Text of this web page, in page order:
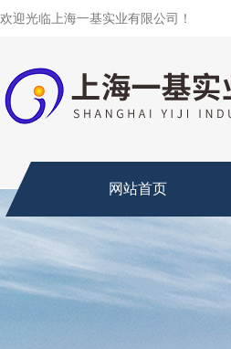
欢迎光临上海一基实业有限公司！
网站首页